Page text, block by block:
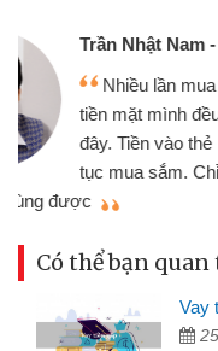
mình nhanh chóng
Có thể bạn quan
Vay